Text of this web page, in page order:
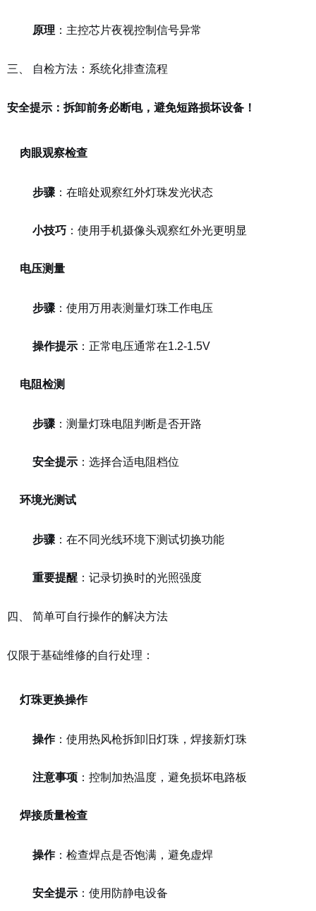
原理 ：主控芯片夜视控制信号异常
三、 自检方法：系统化排查流程
安全提示：拆卸前务必断电，避免短路损坏设备！
肉眼观察检查
步骤 ：在暗处观察红外灯珠发光状态
小技巧 ：使用手机摄像头观察红外光更明显
电压测量
步骤 ：使用万用表测量灯珠工作电压
操作提示 ：正常电压通常在1.2-1.5V
电阻检测
步骤 ：测量灯珠电阻判断是否开路
安全提示 ：选择合适电阻档位
环境光测试
步骤 ：在不同光线环境下测试切换功能
重要提醒 ：记录切换时的光照强度
四、 简单可自行操作的解决方法
仅限于基础维修的自行处理：
灯珠更换操作
操作：使用热风枪拆卸旧灯珠，焊接新灯珠
注意事项 ：控制加热温度，避免损坏电路板
焊接质量检查
操作：检查焊点是否饱满，避免虚焊
安全提示 ：使用防静电设备